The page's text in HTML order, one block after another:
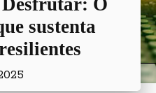
O
sustenta